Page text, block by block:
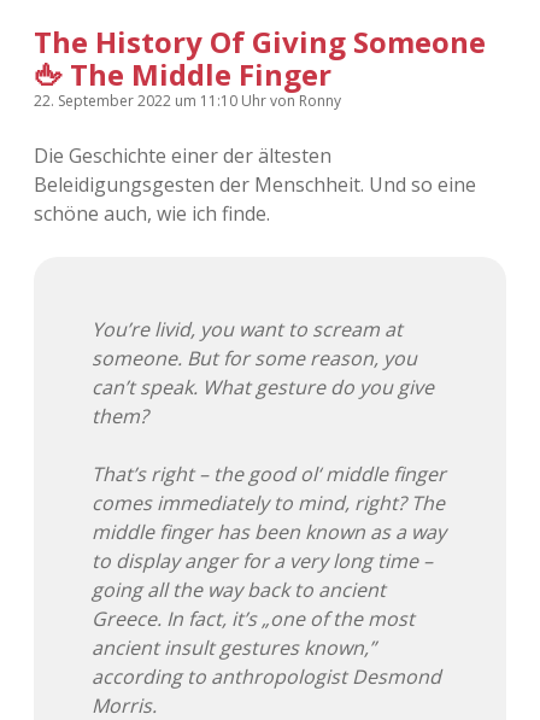
The History Of Giving Someone
🖕 The Middle Finger
22. September 2022 um 11:10 Uhrvon Ronny
Die Geschichte einer der ältesten
Beleidigungsgesten der Menschheit. Und so eine
schöne auch, wie ich finde.
You’re livid, you want to scream at
someone. But for some reason, you
can’t speak. What gesture do you give
them?
That’s right – the good ol‘ middle finger
comes immediately to mind, right? The
middle finger has been known as a way
to display anger for a very long time –
going all the way back to ancient
Greece. In fact, it’s „one of the most
ancient insult gestures known,”
according to anthropologist Desmond
Morris.